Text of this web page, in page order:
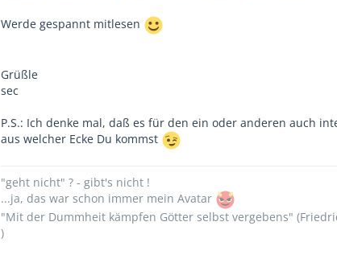
Werde gespannt mitlesen
Grüßle
sec
P.S.: Ich denke mal, daß es für den ein oder anderen auch
aus welcher Ecke Du kommst
"geht nicht" ? - gibt's nicht !
...ja, das war schon immer mein Avatar
"Mit der Dummheit kämpfen Götter selbst vergebens"
)